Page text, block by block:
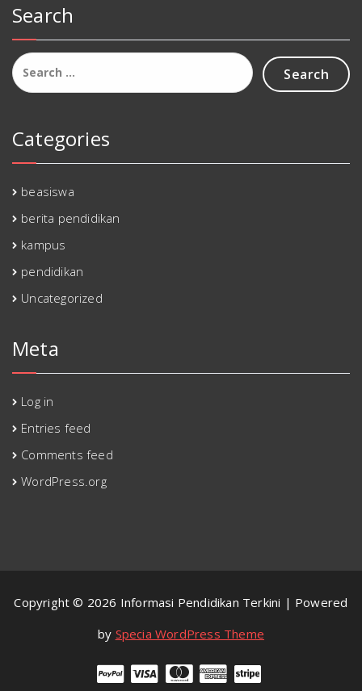
Search
Search
for:
Categories
beasiswa
berita pendidikan
kampus
pendidikan
Uncategorized
Meta
Log in
Entries feed
Comments feed
WordPress.org
Copyright © 2026 Informasi Pendidikan Terkini | Powered
by Specia WordPress Theme